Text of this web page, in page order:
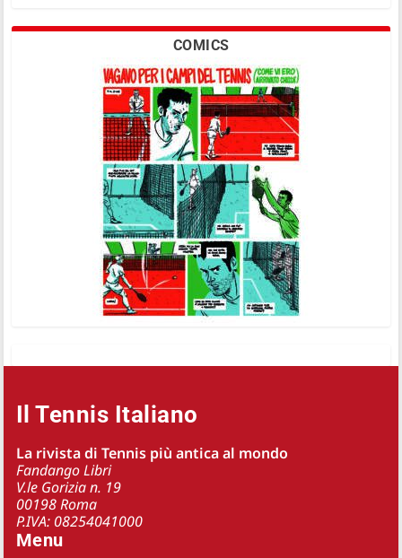
COMICS
Il Tennis Italiano
La rivista di Tennis più antica al mondo
Fandango Libri
V.le Gorizia n. 19
00198 Roma
P.IVA: 08254041000
Menu